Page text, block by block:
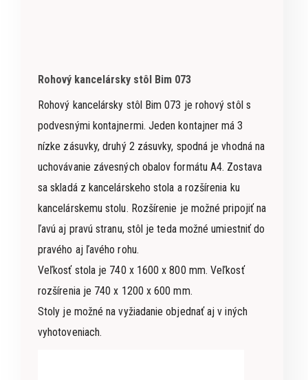
Rohový kancelársky stôl Bim 073
Rohový kancelársky stôl Bim 073 je rohový stôl s
podvesnými kontajnermi. Jeden kontajner má 3
nízke zásuvky, druhý 2 zásuvky, spodná je vhodná na
uchovávanie závesných obalov formátu A4. Zostava
sa skladá z kancelárskeho stola a rozšírenia ku
kancelárskemu stolu. Rozšírenie je možné pripojiť na
ľavú aj pravú stranu, stôl je teda možné umiestniť do
pravého aj ľavého rohu.
Veľkosť stola je 740 x 1600 x 800 mm. Veľkosť
rozšírenia je 740 x 1200 x 600 mm.
Stoly je možné na vyžiadanie objednať aj v iných
vyhotoveniach.